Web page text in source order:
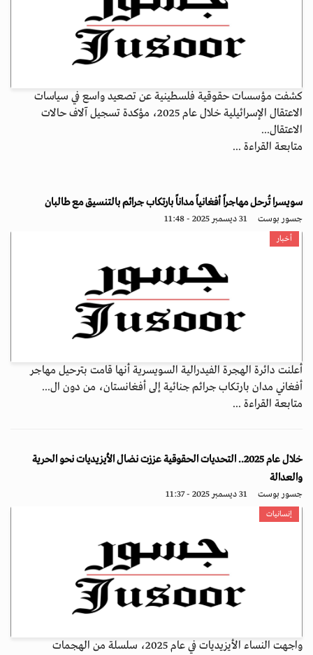
كشفت مؤسسات حقوقية فلسطينية عن تصعيد واسع في سياسات
الاعتقال الإسرائيلية خلال عام 2025، مؤكدة تسجيل آلاف حالات
الاعتقال...
متابعة القراءة ...
سويسرا تُرحل مهاجراً أفغانياً مداناً بارتكاب جرائم بالتنسيق مع طالبان
جسور بوست 31 ديسمبر 2025 - 11:48
أخبار
أعلنت دائرة الهجرة الفيدرالية السويسرية أنها قامت بترحيل مهاجر
أفغاني مدان بارتكاب جرائم جنائية إلى أفغانستان، من دون ال...
متابعة القراءة ...
خلال عام 2025.. التحديات الحقوقية عززت نضال الأيزيديات نحو الحرية
والعدالة
جسور بوست 31 ديسمبر 2025 - 11:37
إنسانيات
واجهت النساء الأيزيديات في عام 2025، سلسلة من الهجمات